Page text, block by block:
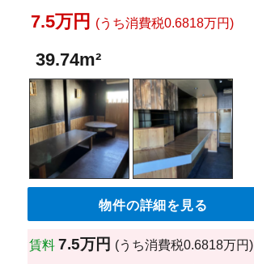
7.5万円 (うち消費税0.6818万円)
39.74m²
物件の詳細を見る
賃料 7.5万円 (うち消費税0.6818万円)